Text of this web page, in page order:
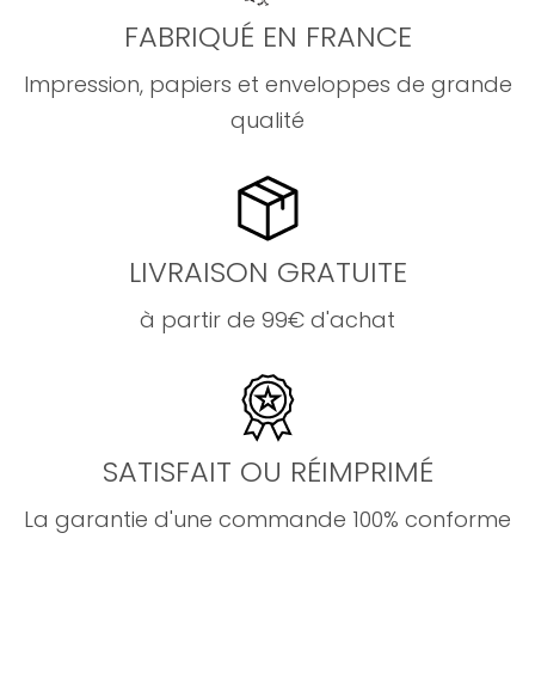
FABRIQUÉ EN FRANCE
Impression, papiers et enveloppes de grande
qualité
LIVRAISON GRATUITE
à partir de 99€ d'achat
SATISFAIT OU RÉIMPRIMÉ
La garantie d'une commande 100% conforme